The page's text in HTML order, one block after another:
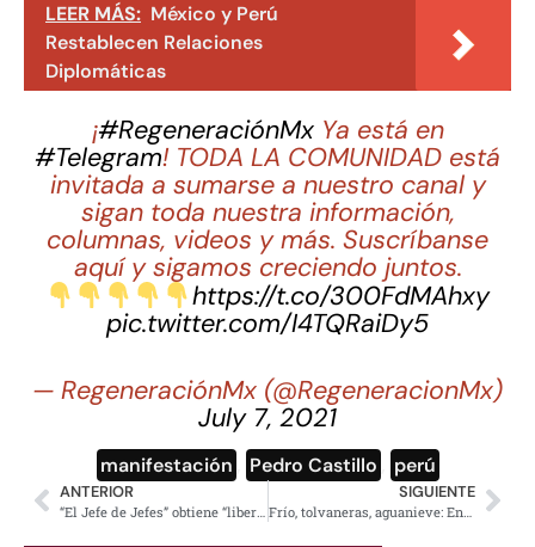
LEER MÁS: México y Perú
Restablecen Relaciones
Diplomáticas
¡#RegeneraciónMxYa está en
#Telegram! TODA LA COMUNIDAD está
invitada a sumarse a nuestro canal y
sigan toda nuestra información,
columnas, videos y más. Suscríbanse
aquí y sigamos creciendo juntos.
https://t.co/300FdMAhxy
pic.twitter.com/I4TQRaiDy5
— RegeneraciónMx (@RegeneracionMx)
July 7, 2021
manifestación Pedro Castillo perú
ANTERIOR SIGUIENTE